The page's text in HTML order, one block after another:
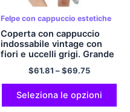
Felpe con cappuccio estetiche
Coperta con cappuccio
indossabile vintage con
fiori e uccelli grigi. Grande
coperta in peluche con
cappuccio, tasca con
cappuccio e maniche,
taglia unica
$61.81 –$69.75
Seleziona le opzioni